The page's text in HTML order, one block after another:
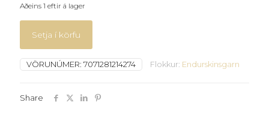
Aðeins 1 eftir á lager
Setja í körfu
VÖRUNÚMER: 7071281214274 Flokkur: Endurskinsgarn
Share